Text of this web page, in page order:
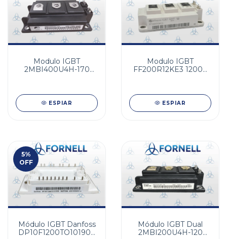
Modulo IGBT
2MBI400U4H-170
ESPIAR
Modulo IGBT
FF200R12KE3 1200V
ESPIAR
5%
OFF
Módulo IGBT Danfoss
DP10F1200TO101909
Módulo IGBT Dual
2MBI200U4H-120